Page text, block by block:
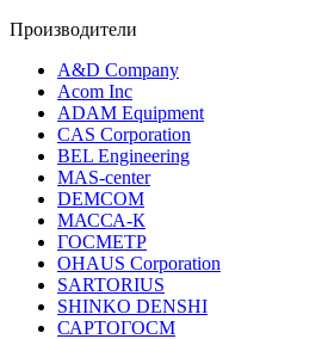
Производители
A&D Company
Acom Inc
ADAM Equipment
CAS Corporation
BEL Engineering
MAS-center
DEMCOM
МАССА-К
ГОСМЕТР
OHAUS Corporation
SARTORIUS
SHINKO DENSHI
САРТОГОСМ